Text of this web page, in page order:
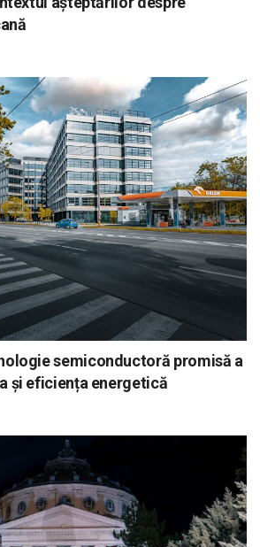
semiconductoră promisă a
și eficiența energetică